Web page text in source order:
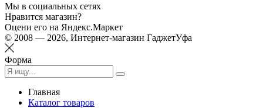
Мы в социальных сетях
Нравится магазин?
Оцени его на Яндекс.Маркет
© 2008 — 2026, Интернет-магазин ГаджетУфа
Форма
Главная
Каталог товаров